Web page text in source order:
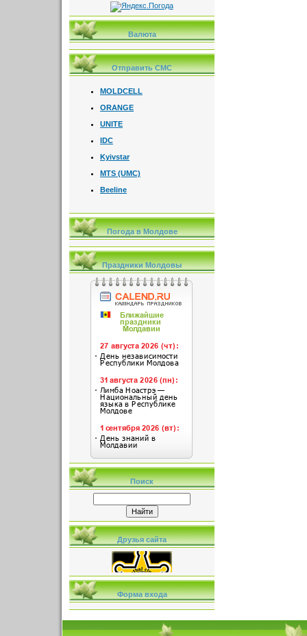
Валюта
Отправить СМС
MOLDCELL
ORANGE
UNITE
IDC
Kyivstar
MTS (UMC)
Beeline
Погода в Молдове
Праздники Молдовы
Поиск
Друзья сайта
Форма входа